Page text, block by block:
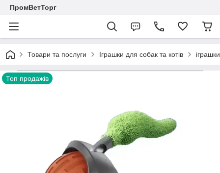
ПромВетТорг
Товари та послуги Іграшки для собак та котів
Топ продажів